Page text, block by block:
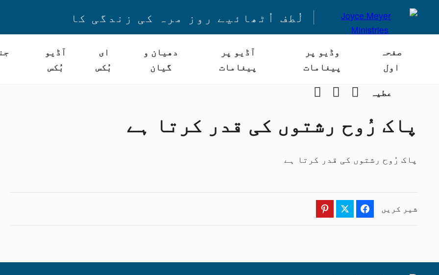
لُطف اُٹھائیے روز مرہ کی زندگی کا
صفحہ
اول
وڈیو پر
پیغامات
آڈیو پر
پیغامات
دھیان و
گیان
ای
بُکس
آڈیو
بُکس
عطیہ Facebook
YouTube
پاک رُوح رشتوں کی قدر کرتا ہے
پاک رُوح رشتوں کی قدر کرتا ہے
شیر کریں Facebook
Twitter